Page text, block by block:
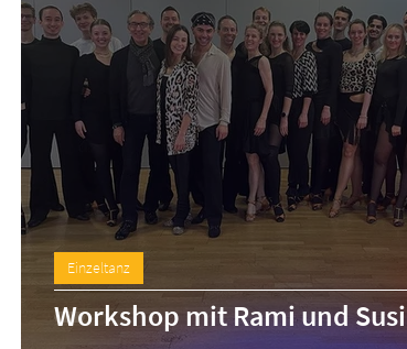
Workshop mit Rami und Susi
Einzeltanz